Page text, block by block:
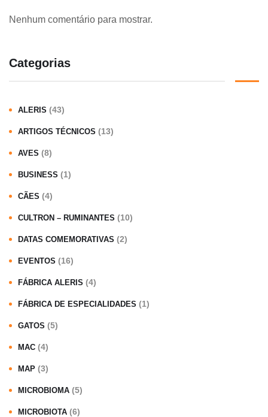
Nenhum comentário para mostrar.
Categorias
ALERIS (43)
ARTIGOS TÉCNICOS (13)
AVES (8)
BUSINESS (1)
CÃES (4)
CULTRON – RUMINANTES (10)
DATAS COMEMORATIVAS (2)
EVENTOS (16)
FÁBRICA ALERIS (4)
FÁBRICA DE ESPECIALIDADES (1)
GATOS (5)
MAC (4)
MAP (3)
MICROBIOMA (5)
MICROBIOTA (6)